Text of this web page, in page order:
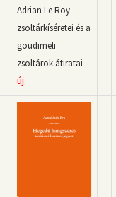
Adrian Le Roy
zsoltárkíséretei és a
goudimeli
zsoltárok átiratai -
új